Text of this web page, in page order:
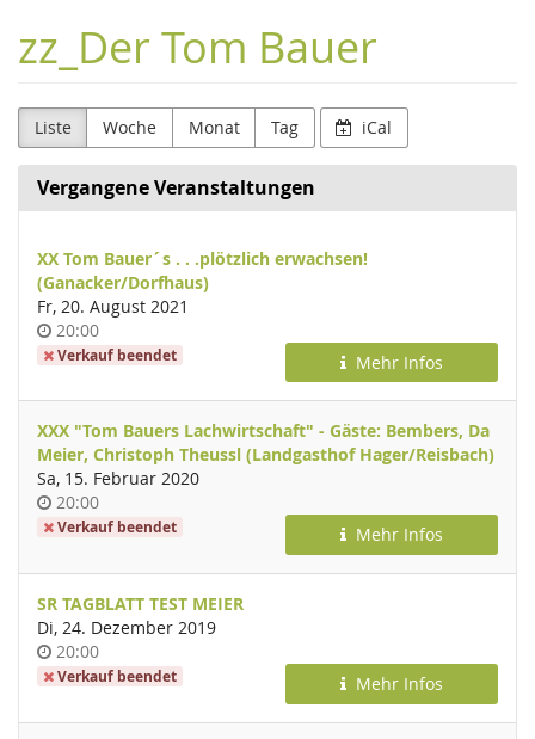
Haupt-
Inhalt
zz_Der Tom Bauer
Liste Woche Monat Tag iCal
Vergangene Veranstaltungen
XX Tom Bauer´s . . .plötzlich erwachsen!
(Ganacker/Dorfhaus)
Fr, 20. August 2021
Uhrzeit
20:00
Verkauf beendet Mehr Infos
XXX "Tom Bauers Lachwirtschaft" - Gäste: Bembers, Da
Meier, Christoph Theussl (Landgasthof Hager/Reisbach)
Sa, 15. Februar 2020
Uhrzeit
20:00
Verkauf beendet Mehr Infos
SR TAGBLATT TEST MEIER
Di, 24. Dezember 2019
Uhrzeit
20:00
Verkauf beendet Mehr Infos